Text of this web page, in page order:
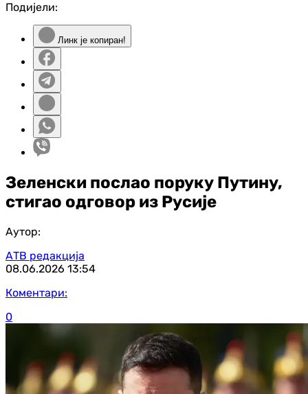
Подијели:
Линк је копиран!
Зеленски послао поруку Путину,
стигао одговор из Русије
Аутор:
АТВ редакција
08.06.2026 13:54
Коментари:
0